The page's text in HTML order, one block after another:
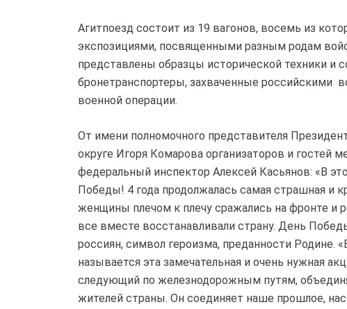
Агитпоезд состоит из 19 вагонов, восемь из
экспозициями, посвященными разным родам
представлены образцы исторической техники
бронетранспортеры, захваченные российскими
военной операции.
От имени полномочного представителя
округе Игоря Комарова организаторов и гостей
федеральный инспектор Алексей Касьянов: «В
Победы! 4 года продолжалась самая страшная и
женщины плечом к плечу сражались на фронте и
все вместе восстанавливали страну. День
россиян, символ героизма, преданности Родине.
называется эта замечательная и очень нужная
следующий по железнодорожным путям,
жителей страны. Он соединяет наше прошлое,